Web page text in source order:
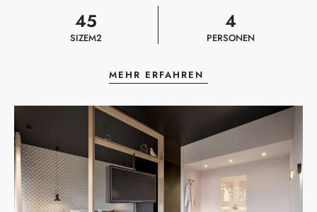
45
SIZEM2
4
PERSONEN
MEHR ERFAHREN